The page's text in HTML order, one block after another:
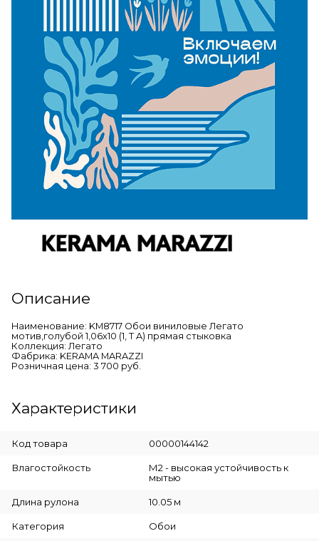
Описание
Наименование: KM8717 Обои виниловые Легато
мотив,голубой 1,06х10 (1, Т A) прямая стыковка
Коллекция: Легато
Фабрика: KERAMA MARAZZI
Розничная цена: 3 700 руб.
Характеристики
Код товара 00000144142
Влагостойкость
М2 - высокая устойчивость к
мытью
Длина рулона 10.05 м
Категория Обои